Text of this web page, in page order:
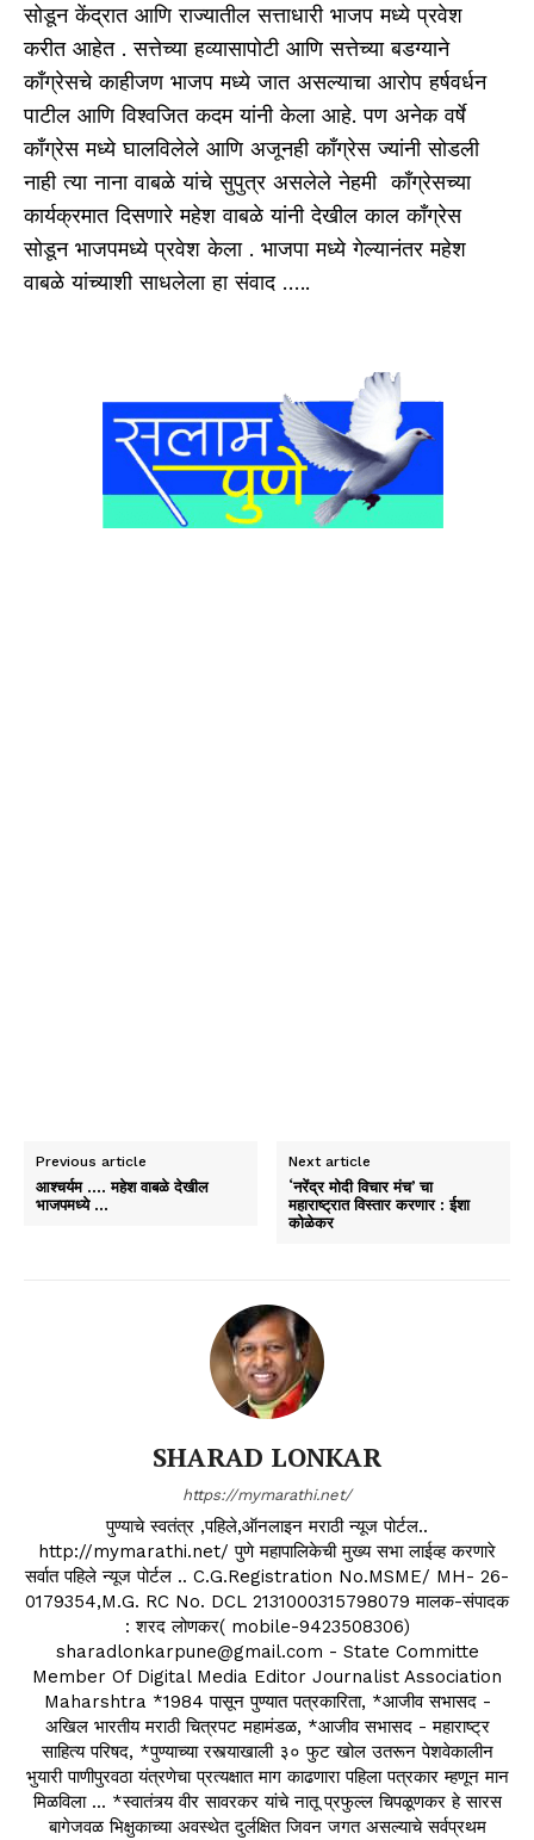
सोडून केंद्रात आणि राज्यातील सत्ताधारी भाजप मध्ये प्रवेश
करीत आहेत . सत्तेच्या हव्यासापोटी आणि सत्तेच्या बडग्याने
कॉंग्रेसचे काहीजण भाजप मध्ये जात असल्याचा आरोप हर्षवर्धन
पाटील आणि विश्वजित कदम यांनी केला आहे. पण अनेक वर्षे
काँग्रेस मध्ये घालविलेले आणि अजूनही काँग्रेस ज्यांनी सोडली
नाही त्या नाना वाबळे यांचे सुपुत्र असलेले नेहमी कॉंग्रेसच्या
कार्यक्रमात दिसणारे महेश वाबळे यांनी देखील काल काँग्रेस
सोडून भाजपमध्ये प्रवेश केला . भाजपा मध्ये गेल्यानंतर महेश
वाबळे यांच्याशी साधलेला हा संवाद …..
Previous article
आश्चर्यम …. महेश वाबळे देखील
भाजपमध्ये …
Next article
‘नरेंद्र मोदी विचार मंच’ चा
महाराष्ट्रात विस्तार करणार : ईशा
कोळेकर
SHARAD LONKAR
https://mymarathi.net/
पुण्याचे स्वतंत्र ,पहिले,ऑनलाइन मराठी न्यूज पोर्टल..
http://mymarathi.net/ पुणे महापालिकेची मुख्य सभा लाईव्ह करणारे
सर्वात पहिले न्यूज पोर्टल .. C.G.Registration No.MSME/ MH- 26-
0179354,M.G. RC No. DCL 2131000315798079 मालक-संपादक
: शरद लोणकर( mobile-9423508306)
sharadlonkarpune@gmail.com - State Committe
Member Of Digital Media Editor Journalist Association
Maharshtra *1984 पासून पुण्यात पत्रकारिता, *आजीव सभासद -
अखिल भारतीय मराठी चित्रपट महामंडळ, *आजीव सभासद - महाराष्ट्र
साहित्य परिषद, *पुण्याच्या रस्त्याखाली ३० फुट खोल उतरून पेशवेकालीन
भुयारी पाणीपुरवठा यंत्रणेचा प्रत्यक्षात माग काढणारा पहिला पत्रकार म्हणून मान
मिळविला ... *स्वातंत्र्य वीर सावरकर यांचे नातू प्रफुल्ल चिपळूणकर हे सारस
बागेजवळ भिक्षुकाच्या अवस्थेत दुर्लक्षित जिवन जगत असल्याचे सर्वप्रथम